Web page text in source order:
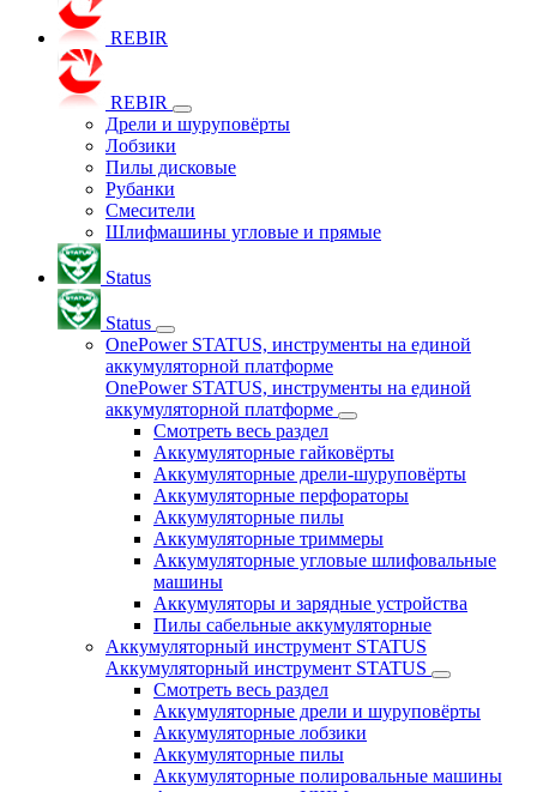
REBIR
REBIR
Дрели и шуруповёрты
Лобзики
Пилы дисковые
Рубанки
Смесители
Шлифмашины угловые и прямые
Status
Status
OnePower STATUS, инструменты на единой
аккумуляторной платформе
OnePower STATUS, инструменты на единой
аккумуляторной платформе
Смотреть весь раздел
Аккумуляторные гайковёрты
Аккумуляторные дрели-шуруповёрты
Аккумуляторные перфораторы
Аккумуляторные пилы
Аккумуляторные триммеры
Аккумуляторные угловые шлифовальные
машины
Аккумуляторы и зарядные устройства
Пилы сабельные аккумуляторные
Аккумуляторный инструмент STATUS
Аккумуляторный инструмент STATUS
Смотреть весь раздел
Аккумуляторные дрели и шуруповёрты
Аккумуляторные лобзики
Аккумуляторные пилы
Аккумуляторные полировальные машины